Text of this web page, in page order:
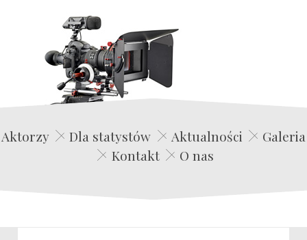
Edwin Film Agencja Aktorska
Aktorzy Dla statystów Aktualności
Galeria
Kontakt
O nas